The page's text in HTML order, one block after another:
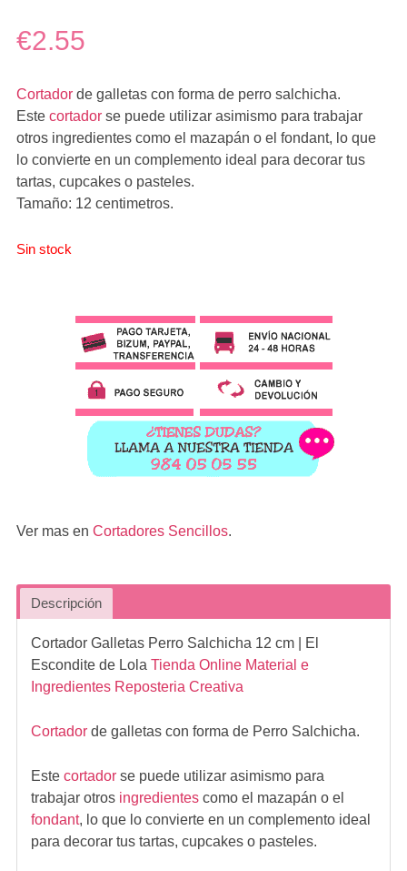
€2.55
Cortadorde galletas con forma de perro salchicha.
Este cortadorse puede utilizar asimismo para trabajar
otros ingredientes como el mazapán o el fondant, lo que
lo convierte en un complemento ideal para decorar tus
tartas, cupcakes o pasteles.
Tamaño: 12 centimetros.
Sin stock
Ver mas en Cortadores Sencillos.
Descripción
Cortador Galletas Perro Salchicha 12 cm| El
Escondite de Lola Tienda Online Material e
Ingredientes Reposteria Creativa
Cortadorde galletas con forma de Perro Salchicha.
Este cortadorse puede utilizar asimismo para
trabajar otros ingredientescomo el mazapán o el
fondant, lo que lo convierte en un complemento ideal
para decorar tus tartas, cupcakes o pasteles.